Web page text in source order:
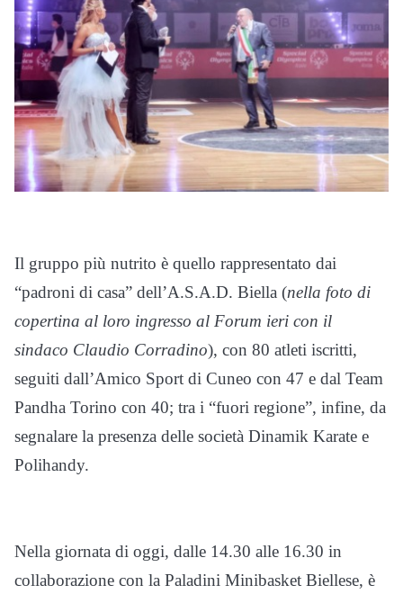
Il gruppo più nutrito è quello rappresentato dai
“padroni di casa” dell’A.S.A.D. Biella (nella foto di
copertina al loro ingresso al Forum ieri con il
sindaco Claudio Corradino), con 80 atleti iscritti,
seguiti dall’Amico Sport di Cuneo con 47 e dal Team
Pandha Torino con 40; tra i “fuori regione”, infine, da
segnalare la presenza delle società Dinamik Karate e
Polihandy.
Nella giornata di oggi, dalle 14.30 alle 16.30 in
collaborazione con la Paladini Minibasket Biellese, è